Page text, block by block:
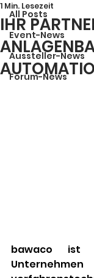
All Posts
Event-News
Aussteller-News
Forum-News
IHR
1 Min. Lesezeit
bawaco ist